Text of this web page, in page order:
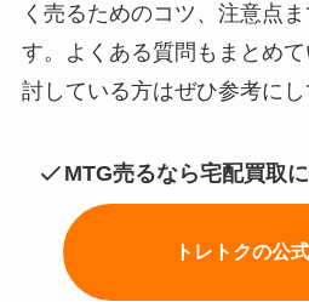
く売るためのコツ、注意点
す。よくある質問もまとめ
討している方はぜひ参考にし
MTG売るなら宅配買取
トレトクの公